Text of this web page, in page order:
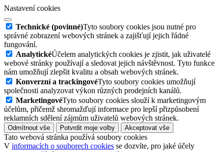
Nastavení cookies
Technické (povinné)Tyto soubory cookies jsou nutné pro
správné zobrazení webových stránek a zajišťují jejich řádné
fungování.
AnalytickéÚčelem analytických cookies je zjistit, jak uživatelé
webové stránky používají a sledovat jejich návštěvnost. Tyto funkce
nám umožňují zlepšit kvalitu a obsah webových stránek.
Konverzní a trackingovéTyto soubory cookies umožňují
společnosti analyzovat výkon různých prodejních kanálů.
MarketingovéTyto soubory cookies slouží k marketingovým
účelům, přičemž shromažďují informace pro lepší přizpůsobení
reklamních sdělení zájmům uživatelů webových stránek.
Odmítnout vše Potvrdit moje volby Akceptovat vše
Tato webová stránka používá soubory cookies
V informacích o souborech cookies se dozvíte, pro jaké účely